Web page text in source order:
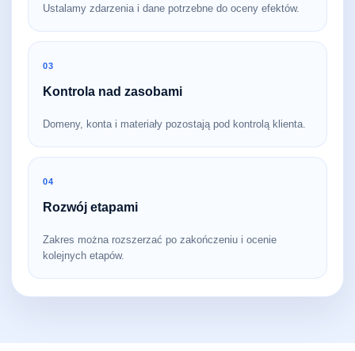
Ustalamy zdarzenia i dane potrzebne do oceny efektów.
03
Kontrola nad zasobami
Domeny, konta i materiały pozostają pod kontrolą klienta.
04
Rozwój etapami
Zakres można rozszerzać po zakończeniu i ocenie
kolejnych etapów.